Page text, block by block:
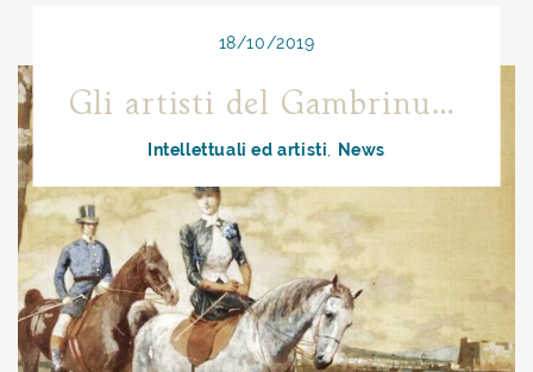
18/10/2019
Gli artisti del Gambrinus: Luigi Scorrano
Intellettuali ed artisti News